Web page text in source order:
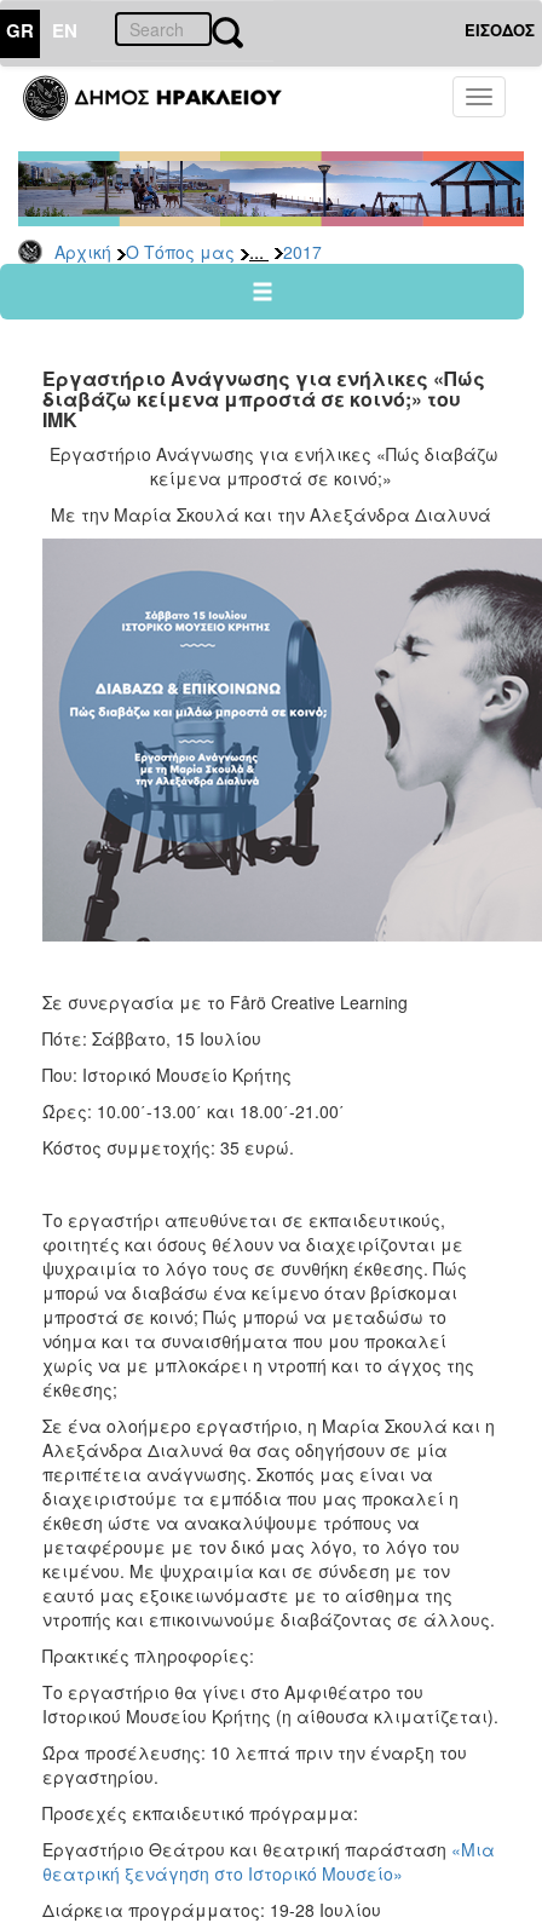
GR EN ΕΙΣΟΔΟΣ
Toggle
Αρχική Ο Τόπος μας ... 2017
ΤΟΠΟΣ
ΜΑΣ
Ανακοινώσεις
Αρχείο
2026
2024
2022
2020
2018
2016
2012
2011
ΠΟΛΙΤΙΣΜΟΣ
Εργαστήριο Ανάγνωσης για ενήλικες «Πώς
διαβάζω κείμενα μπροστά σε κοινό;» του
ΙΜΚ
Εργαστήριο Ανάγνωσης για ενήλικες «Πώς διαβάζω
κείμενα μπροστά σε κοινό;»
Με την Μαρία Σκουλά και την Αλεξάνδρα Διαλυνά
Σε συνεργασία με το Fårö Creative Learning
Πότε: Σάββατο, 15 Ιουλίου
Που: Ιστορικό Μουσείο Κρήτης
Ώρες: 10.00΄-13.00΄ και 18.00΄-21.00΄
Κόστος συμμετοχής: 35 ευρώ.
Το εργαστήρι απευθύνεται σε εκπαιδευτικούς,
φοιτητές και όσους θέλουν να διαχειρίζονται με
ψυχραιμία το λόγο τους σε συνθήκη έκθεσης. Πώς
μπορώ να διαβάσω ένα κείμενο όταν βρίσκομαι
μπροστά σε κοινό; Πώς μπορώ να μεταδώσω το
νόημα και τα συναισθήματα που μου προκαλεί
χωρίς να με μπλοκάρει η ντροπή και το άγχος της
έκθεσης;
Σε ένα ολοήμερο εργαστήριο, η Μαρία Σκουλά και η
Αλεξάνδρα Διαλυνά θα σας οδηγήσουν σε μία
περιπέτεια ανάγνωσης. Σκοπός μας είναι να
διαχειριστούμε τα εμπόδια που μας προκαλεί η
έκθεση ώστε να ανακαλύψουμε τρόπους να
μεταφέρουμε με τον δικό μας λόγο, το λόγο του
κειμένου. Με ψυχραιμία και σε σύνδεση με τον
εαυτό μας εξοικειωνόμαστε με το αίσθημα της
ντροπής και επικοινωνούμε διαβάζοντας σε άλλους.
Πρακτικές πληροφορίες:
Το εργαστήριο θα γίνει στο Αμφιθέατρο του
Ιστορικού Μουσείου Κρήτης (η αίθουσα κλιματίζεται).
Ώρα προσέλευσης: 10 λεπτά πριν την έναρξη του
εργαστηρίου.
Προσεχές εκπαιδευτικό πρόγραμμα:
Εργαστήριο Θεάτρου και θεατρική παράσταση «Μια
θεατρική ξενάγηση στο Ιστορικό Μουσείο»
Διάρκεια προγράμματος: 19-28 Ιουλίου